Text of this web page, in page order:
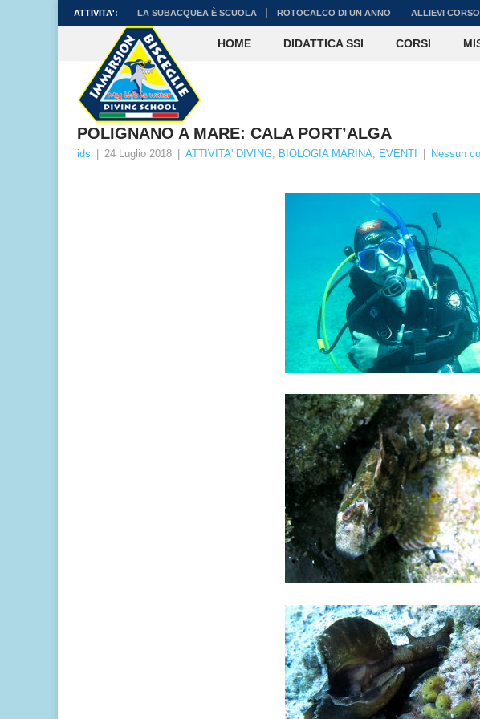
ATTIVITA': LA SUBACQUEA È SCUOLA ROTOCALCO DI UN ANNO ALLIEVI
HOME DIDATTICA SSI CORSI
POLIGNANO A MARE: CALA PORT’ALGA
ids 24 Luglio 2018 ATTIVITA' DIVING, BIOLOGIA MARINA, EVENTI Nessun